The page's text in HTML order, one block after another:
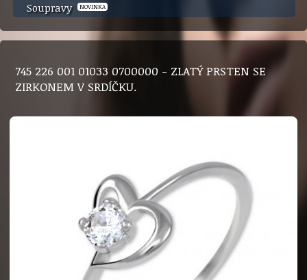
Soupravy
NOVINKA
745 226 001 01033 0700000 - ZLATÝ PRSTEN SE
ZIRKONEM V SRDÍČKU.